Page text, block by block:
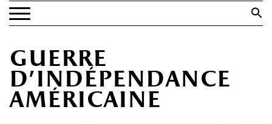
Search Button
SPECTACLES
guerre
d’indépendance
américaine